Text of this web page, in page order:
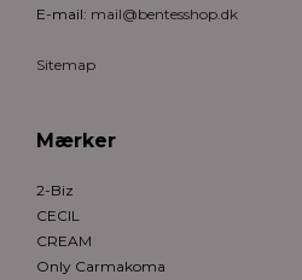
E-mail: mail@bentesshop.dk
Sitemap
Mærker
2-Biz
CECIL
CREAM
Only Carmakoma